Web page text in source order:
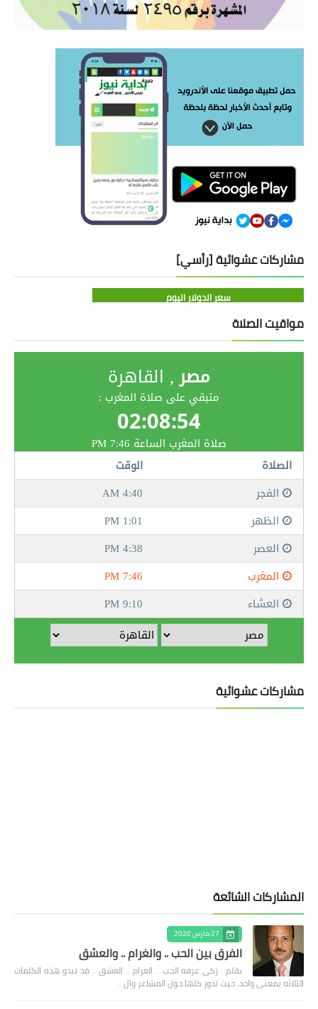
مشاركات عشوائية [رأسي]
سعر الدولار اليوم
مواقيت الصلاة
مشاركات عشوائية
المشاركات الشائعة
27 مارس 2020
الفرق بين الحب .. والغرام .. والعشق
بقلم : زكى عرفه الحب .. الغرام .. العشق .. قد تبدو هذه الكلمات
الثلاثه بمعنى واحد، حيث تدور كلها حول المشاعر وال…